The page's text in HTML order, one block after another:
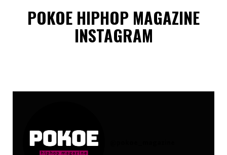
POKOE HIPHOP MAGAZINE
INSTAGRAM